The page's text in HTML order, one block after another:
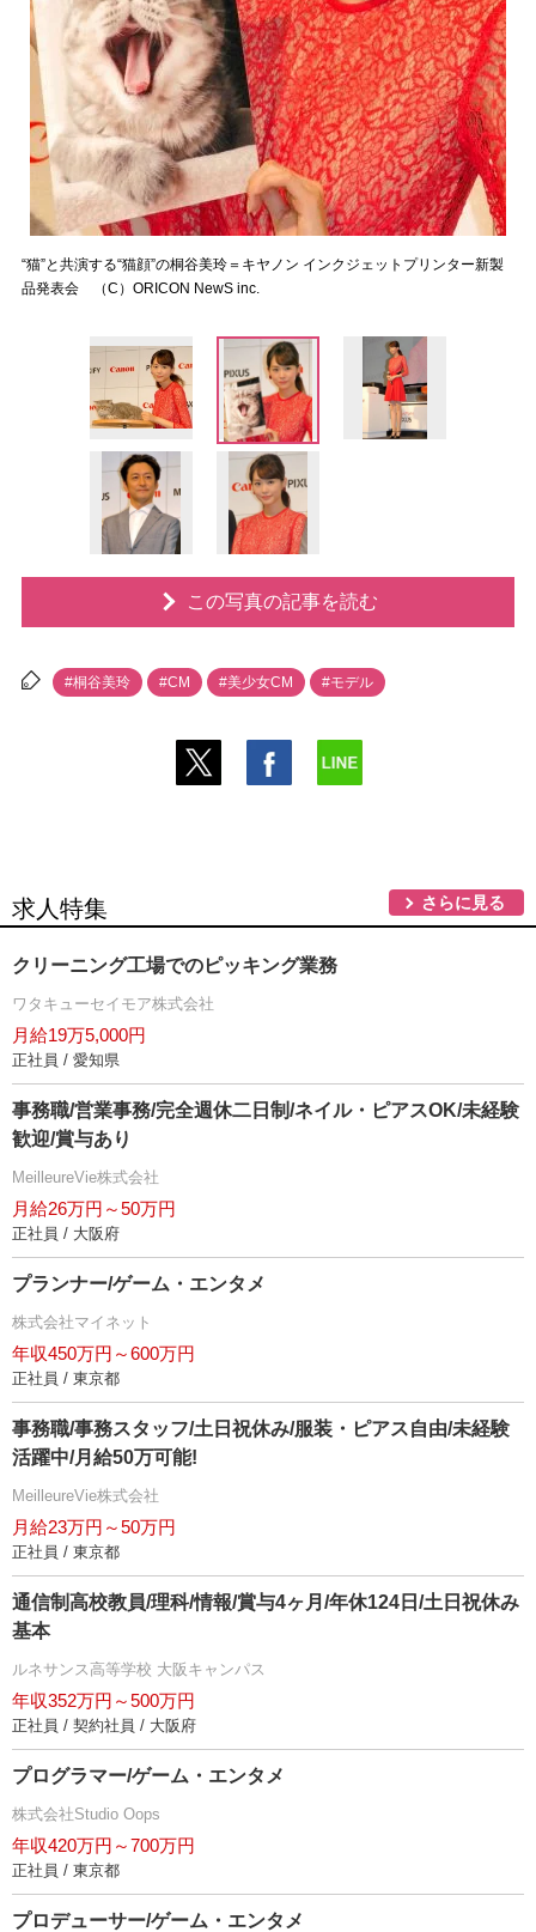
“猫”と共演する“猫顔”の桐谷美玲＝キヤノン インクジェットプリンター新製
品発表会 （C）ORICON NewS inc.
この写真の記事を読む
#桐谷美玲 #CM #美少女CM #モデル
求人特集 さらに見る
クリーニング工場でのピッキング業務
ワタキューセイモア株式会社
月給19万5,000円
正社員 / 愛知県
事務職/営業事務/完全週休二日制/ネイル・ピアスOK/未経験
歓迎/賞与あり
MeilleureVie株式会社
月給26万円～50万円
正社員 / 大阪府
プランナー/ゲーム・エンタメ
株式会社マイネット
年収450万円～600万円
正社員 / 東京都
事務職/事務スタッフ/土日祝休み/服装・ピアス自由/未経験
活躍中/月給50万可能!
MeilleureVie株式会社
月給23万円～50万円
正社員 / 東京都
通信制高校教員/理科/情報/賞与4ヶ月/年休124日/土日祝休み
基本
ルネサンス高等学校 大阪キャンパス
年収352万円～500万円
正社員 / 契約社員 / 大阪府
プログラマー/ゲーム・エンタメ
株式会社Studio Oops
年収420万円～700万円
正社員 / 東京都
プロデューサー/ゲーム・エンタメ